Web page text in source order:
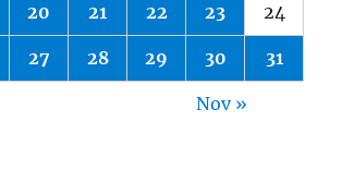
20 21 22 23 24
27 28 29 30 31
Nov »